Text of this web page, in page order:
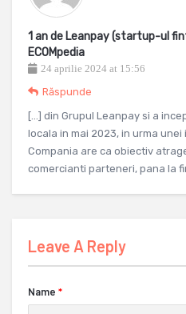
1 an de Leanpay (startup-ul
ECOMpedia
24 aprilie 2024 at 15:56
Răspunde
[…] din Grupul Leanpay si a
locala in mai 2023, in urma unei
Compania are ca obiectiv
comercianti parteneri, pana la
Leave A Reply
Name *